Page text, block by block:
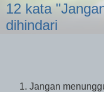
12 kata
dihindari
Jangan